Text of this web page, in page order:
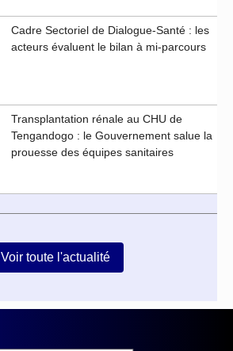
Cadre Sectoriel de Dialogue-Santé : les
acteurs évaluent le bilan à mi-parcours
Transplantation rénale au CHU de
Tengandogo : le Gouvernement salue la
prouesse des équipes sanitaires
Voir toute l'actualité